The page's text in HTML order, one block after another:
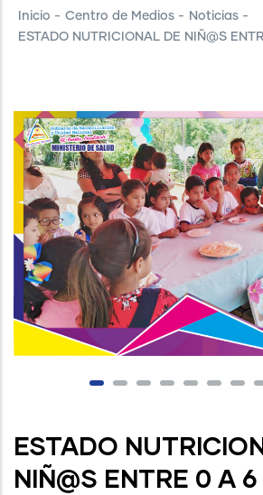
Inicio - Centro de Medios - Noticias -
ESTADO NUTRICIONAL DE NIÑ@S
ESTADO
NIÑ@S ENTRE 0 A